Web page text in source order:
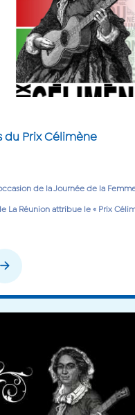
du Prix Célimène
de la Journée de la
La Réunion attribue le « Prix